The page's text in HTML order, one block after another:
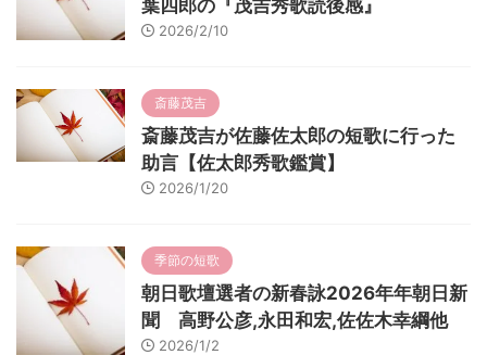
葉四郎の『茂吉秀歌読後感』
2026/2/10
斎藤茂吉
斎藤茂吉が佐藤佐太郎の短歌に行った
助言【佐太郎秀歌鑑賞】
2026/1/20
季節の短歌
朝日歌壇選者の新春詠2026年年朝日新
聞 高野公彦,永田和宏,佐佐木幸綱他
2026/1/2